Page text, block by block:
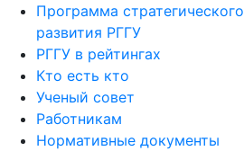
Программа стратегического
развития РГГУ
РГГУ в рейтингах
Кто есть кто
Ученый совет
Работникам
Нормативные документы